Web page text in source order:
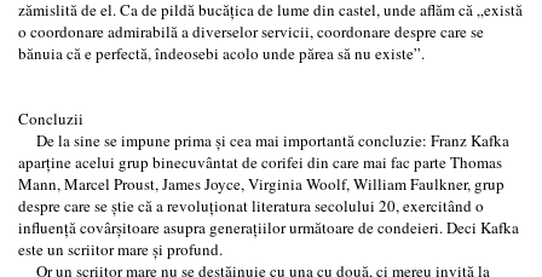
zămislită de el. Ca de pildă bucăţica de lume din castel, unde aflăm că „există
o coordonare admirabilă a diverselor servicii, coordonare despre care se
bănuia că e perfectă, îndeosebi acolo unde părea să nu existe”.
Concluzii
De la sine se impune prima şi cea mai importantă concluzie: Franz Kafka
aparţine acelui grup binecuvântat de corifei din care mai fac parte Thomas
Mann, Marcel Proust, James Joyce, Virginia Woolf, William Faulkner, grup
despre care se ştie că a revoluţionat literatura secolului 20, exercitând o
influenţă covârşitoare asupra generaţiilor următoare de condeieri. Deci Kafka
este un scriitor mare şi profund.
Or un scriitor mare nu se destăinuie cu una cu două, ci mereu invită la